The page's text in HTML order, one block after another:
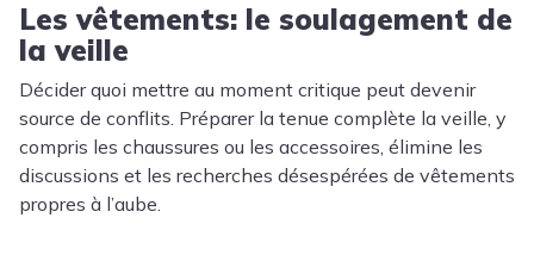
Les vêtements: le soulagement de
la veille
Décider quoi mettre au moment critique peut devenir
source de conflits. Préparer la tenue complète la veille, y
compris les chaussures ou les accessoires, élimine les
discussions et les recherches désespérées de vêtements
propres à l’aube.